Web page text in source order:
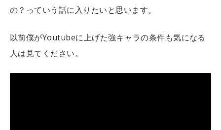
の？っていう話に入りたいと思います。
以前僕がYoutubeに上げた強キャラの条件も気になる
人は見てください。